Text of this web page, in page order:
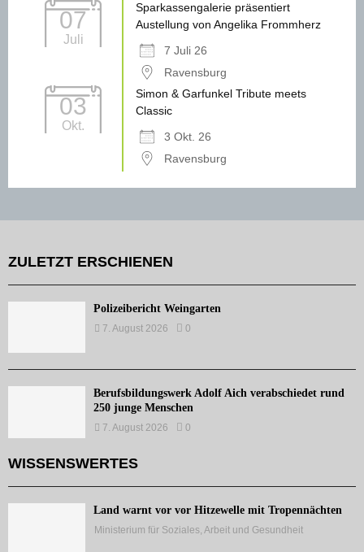
07
Juli
Sparkassengalerie präsentiert
Austellung von Angelika Frommherz
7 Juli 26
Ravensburg
03
Okt.
Simon & Garfunkel Tribute meets
Classic
3 Okt. 26
Ravensburg
ZULETZT ERSCHIENEN
Polizeibericht Weingarten
7. August 2026 0
Berufsbildungswerk Adolf Aich verabschiedet rund
250 junge Menschen
7. August 2026 0
WISSENSWERTES
Land warnt vor vor Hitzewelle mit Tropennächten
Ministerium für Soziales, Arbeit und Gesundheit